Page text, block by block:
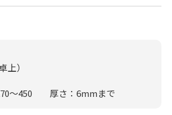
上）
～450 厚さ：6mmまで